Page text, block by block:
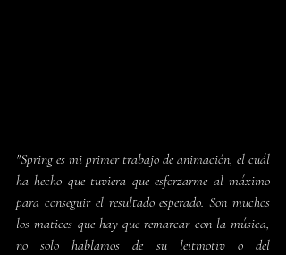
"Spring es mi primer trabajo de animación, el cuál
ha hecho que tuviera que esforzarme al máximo
para conseguir el resultado esperado. Son muchos
los matices que hay que remarcar con la música,
no solo hablamos de su leitmotiv o del